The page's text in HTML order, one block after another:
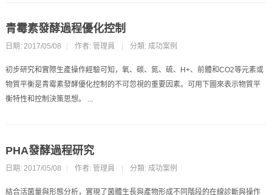
青霉素發酵過程優化控制
日期: 2017/05/08 作者: 管理員 分類: 成功案例
初步研究和實際生產操作經驗可知，氧、碳、氮、硫、H+、前體和CO2等元素或
物質平衡是青霉素發酵優化控制的不可忽視的重要因素。可用下圖來表示物質平
衡特性和控制決策思想。 ...
PHA發酵過程研究
日期: 2017/05/08 作者: 管理員 分類: 成功案例
結合活菌量與形態分析，實現了菌體生長與產物形成不同階段的在線診斷與操作